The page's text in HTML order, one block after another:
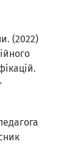
(2022)